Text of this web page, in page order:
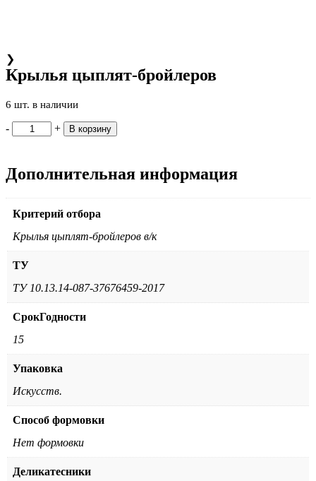
❯
Крылья цыплят-бройлеров
6 шт. в наличии
- + В корзину
Дополнительная информация
Критерий отбора
Крылья цыплят-бройлеров в/к
ТУ
ТУ 10.13.14-087-37676459-2017
СрокГодности
15
Упаковка
Искусств.
Способ формовки
Нет формовки
Деликатесники